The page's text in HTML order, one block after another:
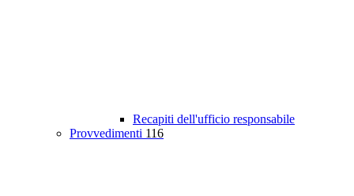
Recapiti dell'ufficio responsabile
Provvedimenti 116